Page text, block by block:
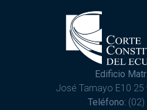
Edificio
José Tamayo E10
Teléfono: